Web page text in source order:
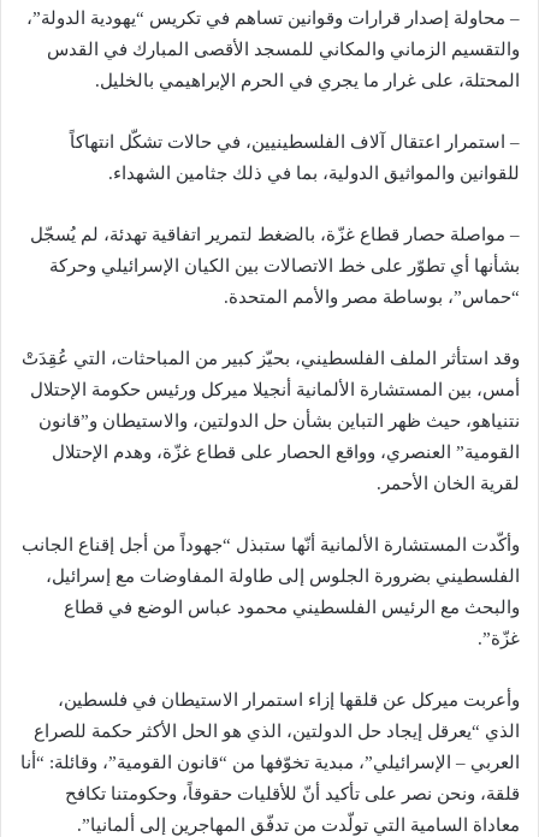
– محاولة إصدار قرارات وقوانين تساهم في تكريس “يهودية الدولة”،
والتقسيم الزماني والمكاني للمسجد الأقصى المبارك في القدس
المحتلة، على غرار ما يجري في الحرم الإبراهيمي بالخليل.
– استمرار اعتقال آلاف الفلسطينيين، في حالات تشكّل انتهاكاً
للقوانين والمواثيق الدولية، بما في ذلك جثامين الشهداء.
– مواصلة حصار قطاع غزّة، بالضغط لتمرير اتفاقية تهدئة، لم يُسجّل
بشأنها أي تطوّر على خط الاتصالات بين الكيان الإسرائيلي وحركة
“حماس”، بوساطة مصر والأمم المتحدة.
وقد استأثر الملف الفلسطيني، بحيّز كبير من المباحثات، التي عُقِدَتْ
أمس، بين المستشارة الألمانية أنجيلا ميركل ورئيس حكومة الإحتلال
نتنياهو، حيث ظهر التباين بشأن حل الدولتين، والاستيطان و”قانون
القومية” العنصري، وواقع الحصار على قطاع غزّة، وهدم الإحتلال
لقرية الخان الأحمر.
وأكّدت المستشارة الألمانية أنّها ستبذل “جهوداً من أجل إقناع الجانب
الفلسطيني بضرورة الجلوس إلى طاولة المفاوضات مع إسرائيل،
والبحث مع الرئيس الفلسطيني محمود عباس الوضع في قطاع
غزّة”.
وأعربت ميركل عن قلقها إزاء استمرار الاستيطان في فلسطين،
الذي “يعرقل إيجاد حل الدولتين، الذي هو الحل الأكثر حكمة للصراع
العربي – الإسرائيلي”، مبدية تخوّفها من “قانون القومية”، وقائلة: “أنا
قلقة، ونحن نصر على تأكيد أنّ للأقليات حقوقاً، وحكومتنا تكافح
معاداة السامية التي تولّدت من تدفّق المهاجرين إلى ألمانيا”.